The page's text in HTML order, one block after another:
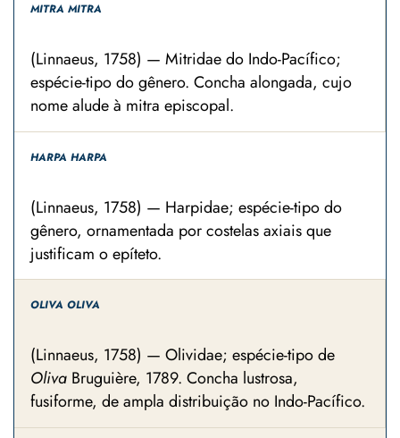
MITRA MITRA
(Linnaeus, 1758) — Mitridae do Indo-Pacífico;
espécie-tipo do gênero. Concha alongada, cujo
nome alude à mitra episcopal.
HARPA HARPA
(Linnaeus, 1758) — Harpidae; espécie-tipo do
gênero, ornamentada por costelas axiais que
justificam o epíteto.
OLIVA OLIVA
(Linnaeus, 1758) — Olividae; espécie-tipo de
Oliva Bruguière, 1789. Concha lustrosa,
fusiforme, de ampla distribuição no Indo-Pacífico.